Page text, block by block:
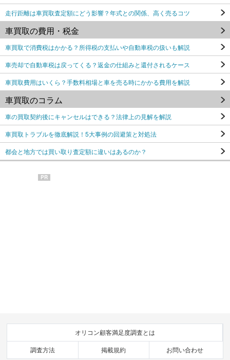
走行距離は車買取査定額にどう影響？年式との関係、高く売るコツ
車買取の費用・税金
車買取で消費税はかかる？所得税の支払いや自動車税の扱いも解説
車売却で自動車税は戻ってくる？返金の仕組みと還付されるケース
車買取費用はいくら？手数料相場と車を売る時にかかる費用を解説
車買取のコラム
車の買取契約後にキャンセルはできる？法律上の見解を解説
車買取トラブルを徹底解説！5大事例の回避策と対処法
都会と地方では買い取り査定額に違いはあるのか？
PR
オリコン顧客満足度調査とは
調査方法 掲載規約 お問い合わせ